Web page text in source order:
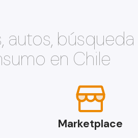
autos,
en Chile
Marketplace